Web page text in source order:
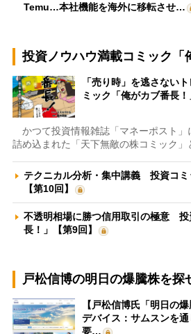
Temu…本社機能を海外に移転させ…
投資ノウハウ満載コミック「
「売り時」を逃さない
ミック「俺がカブ番長！
かつて投資情報雑誌「マネーポスト」
詰め込まれた「天下無敵の株コミック」
テクニカル分析・集中講義 投資コミ
【第10回】
不透明相場に勝つ信用取引の極意 投
長！」【第9回】
戸松信博の明日の爆騰株を探
【戸松信博氏「明日の
デバイス：サムスンを
要…